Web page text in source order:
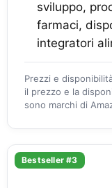
sviluppo,
farmaci,
integratori
Prezzi e
il prezzo e la
sono marchi di
Bestseller #3